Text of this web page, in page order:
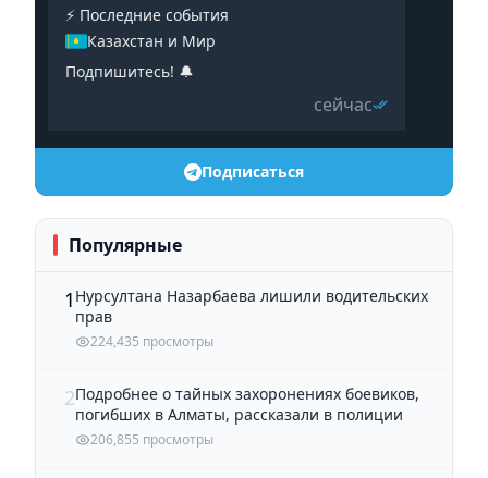
⚡️ Последние события
Казахстан и Мир
Подпишитесь! 🔔
сейчас
Подписаться
Популярные
1 Нурсултана Назарбаева лишили водительских
прав
224,435 просмотры
2Подробнее о тайных захоронениях боевиков,
погибших в Алматы, рассказали в полиции
206,855 просмотры